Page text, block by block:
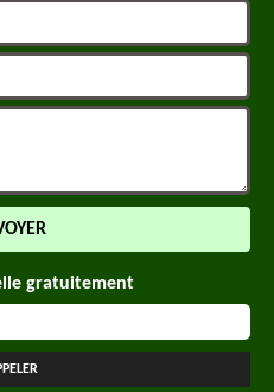
gratuitement